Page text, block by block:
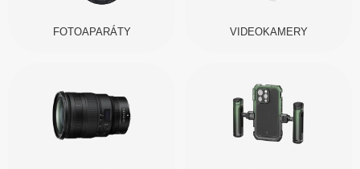
FOTOAPARÁTY VIDEOKAMERY